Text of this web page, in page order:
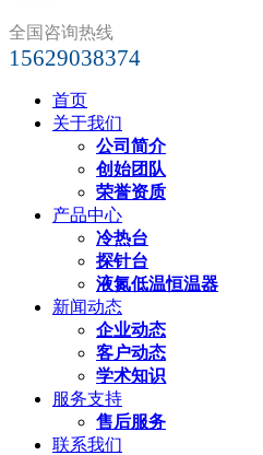
全国咨询热线
15629038374
首页
关于我们
公司简介
创始团队
荣誉资质
产品中心
冷热台
探针台
液氮低温恒温器
新闻动态
企业动态
客户动态
学术知识
服务支持
售后服务
联系我们